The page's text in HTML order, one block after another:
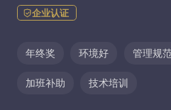
企业认证
年终奖 环境好 管理规
加班补助 技术培训